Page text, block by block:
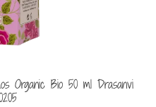
Organic Bio 50 ml Drasanvi